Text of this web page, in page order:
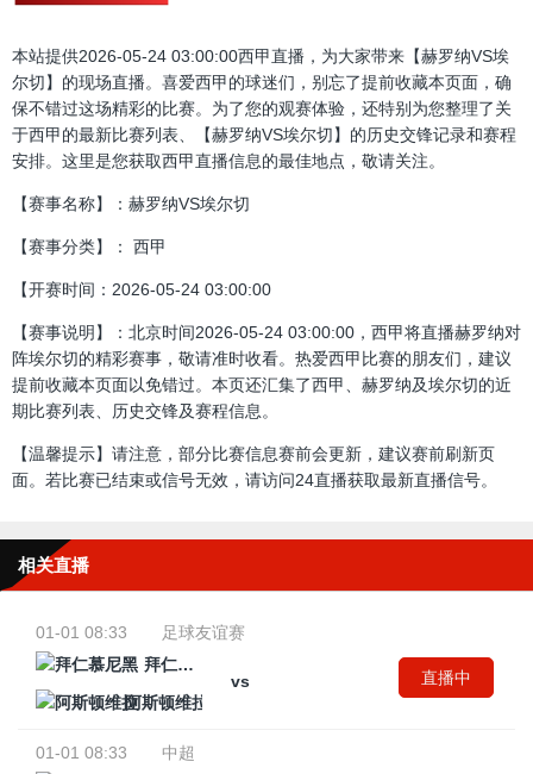
本站提供2026-05-24 03:00:00西甲直播，为大家带来【赫罗纳VS埃
尔切】的现场直播。喜爱西甲的球迷们，别忘了提前收藏本页面，确
保不错过这场精彩的比赛。为了您的观赛体验，还特别为您整理了关
于西甲的最新比赛列表、【赫罗纳VS埃尔切】的历史交锋记录和赛程
安排。这里是您获取西甲直播信息的最佳地点，敬请关注。
【赛事名称】：赫罗纳VS埃尔切
【赛事分类】： 西甲
【开赛时间：2026-05-24 03:00:00
【赛事说明】：北京时间2026-05-24 03:00:00，西甲将直播赫罗纳对
阵埃尔切的精彩赛事，敬请准时收看。热爱西甲比赛的朋友们，建议
提前收藏本页面以免错过。本页还汇集了西甲、赫罗纳及埃尔切的近
期比赛列表、历史交锋及赛程信息。
【温馨提示】请注意，部分比赛信息赛前会更新，建议赛前刷新页
面。若比赛已结束或信号无效，请访问24直播获取最新直播信号。
相关直播
01-01 08:33
足球友谊赛
拜仁慕尼黑
vs
阿斯顿维拉
直播中
01-01 08:33
中超